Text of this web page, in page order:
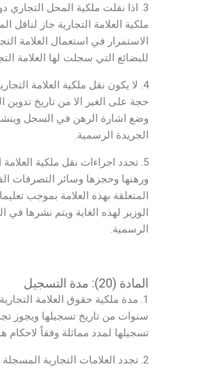
3. اذا نقلت ملكية المحل التجاري
ملكية العلامة التجارية جاز لناقل
الاستمرار في استعمال العلامة
للبضائع التي سجلت لها العلامة
4. لا يكون نقل ملكية العلامة
حجة على الغير الا من تاريخ تدوين
وضع اشارة الرهن في السجل
الجريدة الرسمية.
5. تحدد اجراءات نقل ملكية العلامة
ورهنها وحجزها وسائر التصرفات
المتعلقة بهذه العلامة بموجب
الوزير لهذه الغاية ويتم نشرها في
الرسمية.
المادة (20): مدة التسجيل
1. مدة ملكية حقوق العلامة
سنوات من تاريخ تسجيلها ويجوز
تسجيلها لمدد مماثلة وفقاً لاحكام
2. تجدد العلامات التجارية